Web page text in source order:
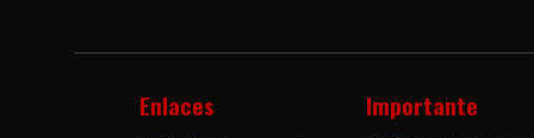
Enlaces Importante